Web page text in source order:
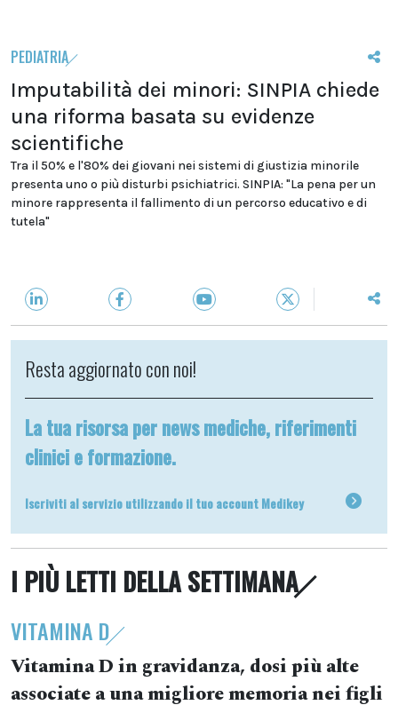
PEDIATRIA
Imputabilità dei minori: SINPIA chiede
una riforma basata su evidenze
scientifiche
Tra il 50% e l'80% dei giovani nei sistemi di giustizia minorile
presenta uno o più disturbi psichiatrici. SINPIA: "La pena per un
minore rappresenta il fallimento di un percorso educativo e di
tutela"
Resta aggiornato con noi!
La tua risorsa per news mediche, riferimenti
clinici e formazione.
Iscriviti al servizio utilizzando il tuo account Medikey
I PIÙ LETTI DELLA SETTIMANA
VITAMINA D
Vitamina D in gravidanza, dosi più alte
associate a una migliore memoria nei figli